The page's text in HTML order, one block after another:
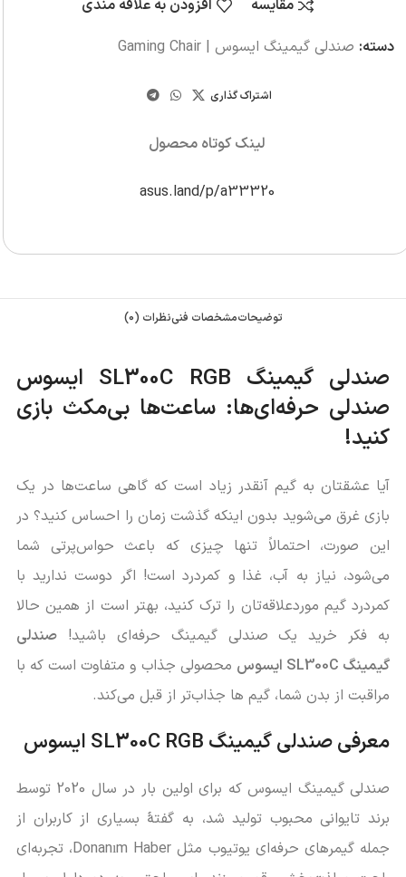
مقایسه
افزودن به علاقه مندی
دسته: صندلی گیمینگ ایسوس | Gaming Chair
اشتراک گذاری
لینک کوتاه محصول
asus.land/p/a33320
توضیحاتمشخصات فنینظرات (0)
صندلی گیمینگ SL300C RGB ایسوس
صندلی حرفه‌ای‌ها: ساعت‌ها بی‌مکث بازی
کنید!
آیا عشقتان به گیم آنقدر زیاد است که گاهی ساعت‌ها در یک
بازی غرق می‌شوید بدون اینکه گذشت زمان را احساس کنید؟ در
این صورت، احتمالاً تنها چیزی که باعث حواس‌پرتی شما
می‌شود، نیاز به آب، غذا و کمردرد است! اگر دوست ندارید با
کمردرد گیم موردعلاقه‌تان را ترک کنید، بهتر است از همین حالا
به فکر خرید یک صندلی گیمینگ حرفه‌ای باشید!صندلی
گیمینگ SL300C ایسوس
محصولی جذاب و متفاوت است که با
مراقبت از بدن شما، گیم ها جذاب‌تر از قبل می‌کند.
معرفی صندلی گیمینگ SL300C RGB ایسوس
صندلی گیمینگ ایسوس که برای اولین بار در سال 2020 توسط
برند تایوانی محبوب تولید شد، به گفتۀ بسیاری از کاربران از
جمله گیمرهای حرفه‌ای یوتیوب مثل Donanım Haber، تجربه‌ای